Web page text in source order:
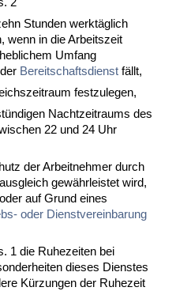
Stunden werktäglich
wenn in die Arbeitszeit
Umfang
Bereitschaftsdienst fällt,
festzulegen,
Nachtzeitraums des
22 und 24 Uhr
der Arbeitnehmer durch
gewährleistet wird,
auf Grund eines
oder Dienstvereinbarung
1 die Ruhezeiten bei
dieses Dienstes
Kürzungen der Ruhezeit